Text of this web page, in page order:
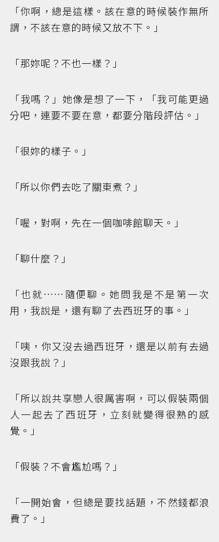
「你啊，總是這樣。該在意的時候裝作無所
謂，不該在意的時候又放不下。」
「那妳呢？不也一樣？」
「我嗎？」她像是想了一下，「我可能更過
分吧，連要不要在意，都要分階段評估。」
「很妳的樣子。」
「所以你們去吃了關東煮？」
「喔，對啊，先在一個咖啡館聊天。」
「聊什麼？」
「也就……隨便聊。她問我是不是第一次
用，我說是，還有聊了去西班牙的事。」
「咦，你又沒去過西班牙，還是以前有去過
沒跟我說？」
「所以說共享戀人很厲害啊，可以假裝兩個
人一起去了西班牙，立刻就變得很熟的感
覺。」
「假裝？不會尷尬嗎？」
「一開始會，但總是要找話題，不然錢都浪
費了。」